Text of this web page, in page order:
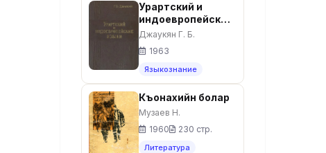
Урартский и
индоевропейские
языки. – Ереван,
1963. – 156 с.
Джаукян Г. Б.
1963
Языкознание
Къонахийн болар
Музаев Н.
1960
230 стр.
Литература